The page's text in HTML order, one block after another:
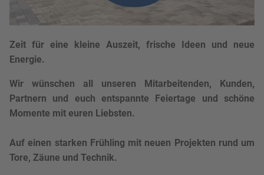
Zeit für eine kleine Auszeit, frische Ideen und neue
Energie.
Wir wünschen all unseren Mitarbeitenden, Kunden,
Partnern und euch entspannte Feiertage und schöne
Momente mit euren Liebsten.
Auf einen starken Frühling mit neuen Projekten rund um
Tore, Zäune und Technik.